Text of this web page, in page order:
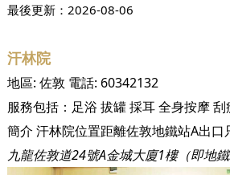
最後更新： 2026-08-06
汗林院
地區: 佐敦 電話: 60342132
服務包括： 足浴 拔罐採耳全身按摩刮
九龍佐敦道24號A金城大廈1樓（即地